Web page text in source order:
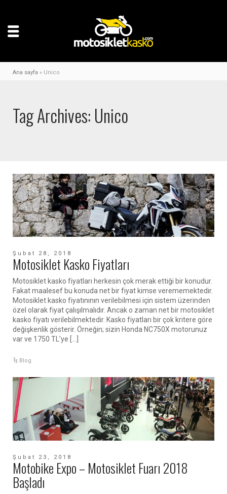
Ana sayfa » Unico
Tag Archives: Unico
Şubat 28, 2018
Motosiklet Kasko Fiyatları
Motosiklet kasko fiyatları herkesin çok merak ettiği bir konudur.
Fakat maalesef bu konuda net bir fiyat kimse verememektedir.
Motosiklet kasko fiyatınının verilebilmesi için sistem üzerinden
özel olarak fiyat çalışılmalıdır. Ancak o zaman net bir motosiklet
kasko fiyatı verilebilmektedir. Kasko fiyatları bir çok kritere göre
değişkenlik gösterir. Örneğin; sizin Honda NC750X motorunuz
var ve 1750 TL’ye […]
Blog
Şubat 23, 2018
Motobike Expo – Motosiklet Fuarı 2018
Başladı